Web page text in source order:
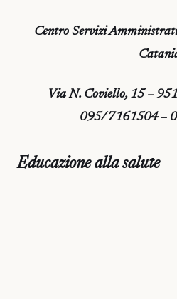
Centro Servizi
Via N. Coviello, 15 –
095/7161504 –
Educazione alla salute